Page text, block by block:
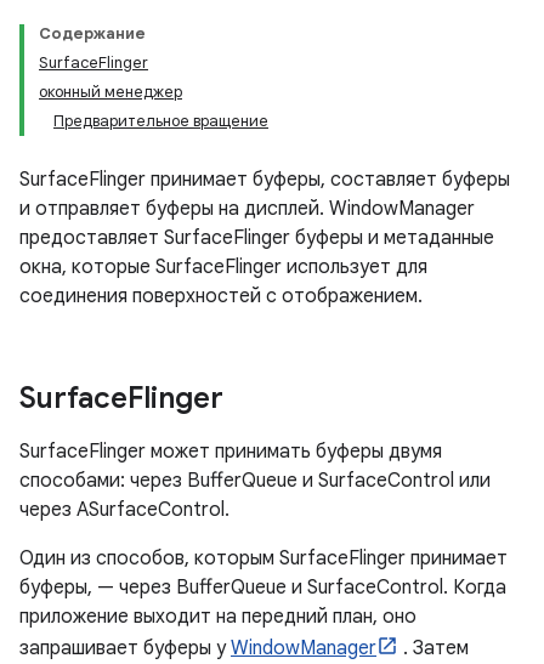
Содержание
SurfaceFlinger
оконный менеджер
Предварительное вращение
SurfaceFlinger принимает буферы, составляет буферы
и отправляет буферы на дисплей. WindowManager
предоставляет SurfaceFlinger буферы и метаданные
окна, которые SurfaceFlinger использует для
соединения поверхностей с отображением.
SurfaceFlinger
SurfaceFlinger может принимать буферы двумя
способами: через BufferQueue и SurfaceControl или
через ASurfaceControl.
Один из способов, которым SurfaceFlinger принимает
буферы, — через BufferQueue и SurfaceControl. Когда
приложение выходит на передний план, оно
запрашивает буферы уWindowManager
. Затем